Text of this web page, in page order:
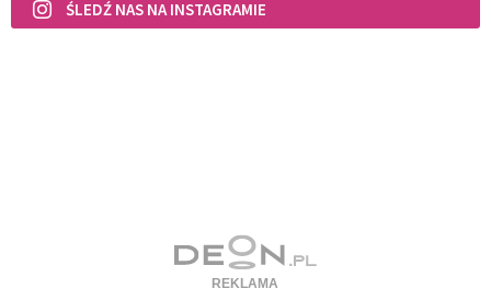
ŚLEDŹ NAS NA INSTAGRAMIE